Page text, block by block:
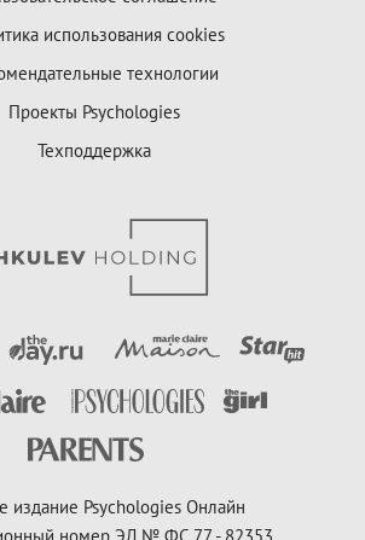
использования cookies
технологии
Проекты Psychologies
Техподдержка
издание Psychologies Онлайн